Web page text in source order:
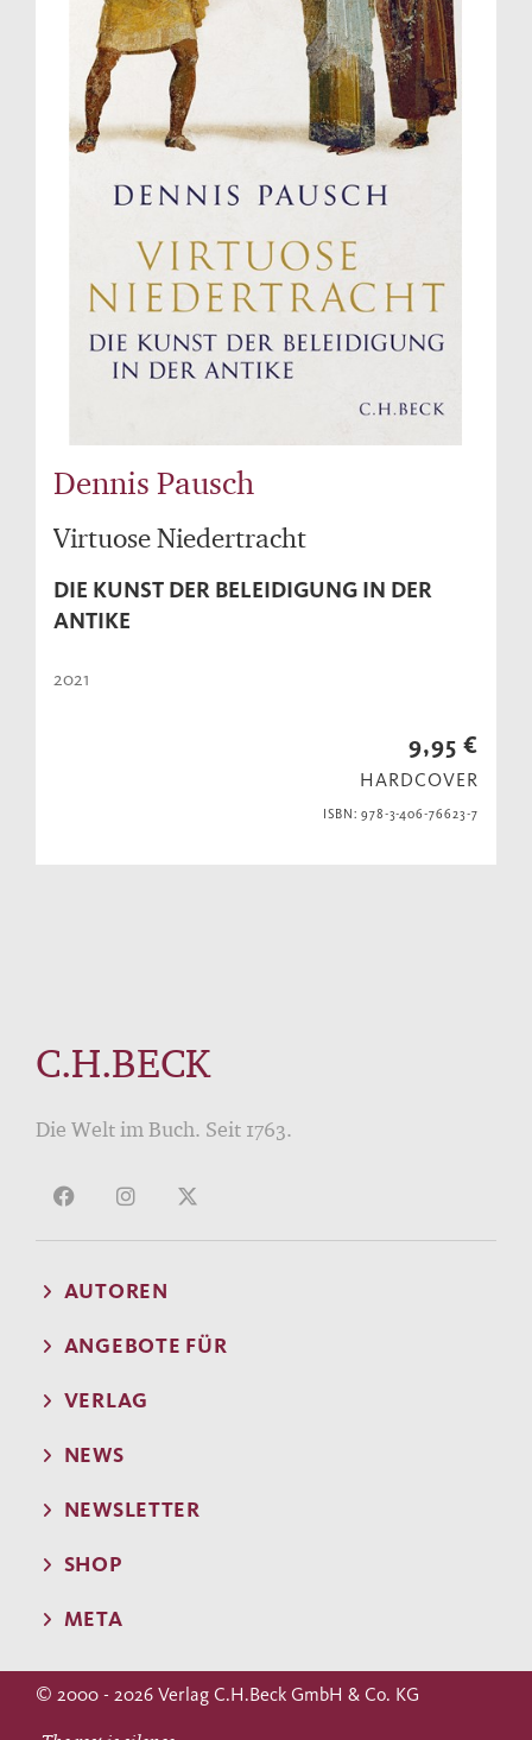
Dennis Pausch
Virtuose Niedertracht
DIE KUNST DER BELEIDIGUNG IN DER
ANTIKE
2021
9,95 €
HARDCOVER
ISBN: 978-3-406-76623-7
C.H.BECK
Die Welt im Buch. Seit 1763.
AUTOREN
ANGEBOTE FÜR
VERLAG
NEWS
NEWSLETTER
SHOP
META
© 2000 - 2026 Verlag C.H.Beck GmbH & Co. KG